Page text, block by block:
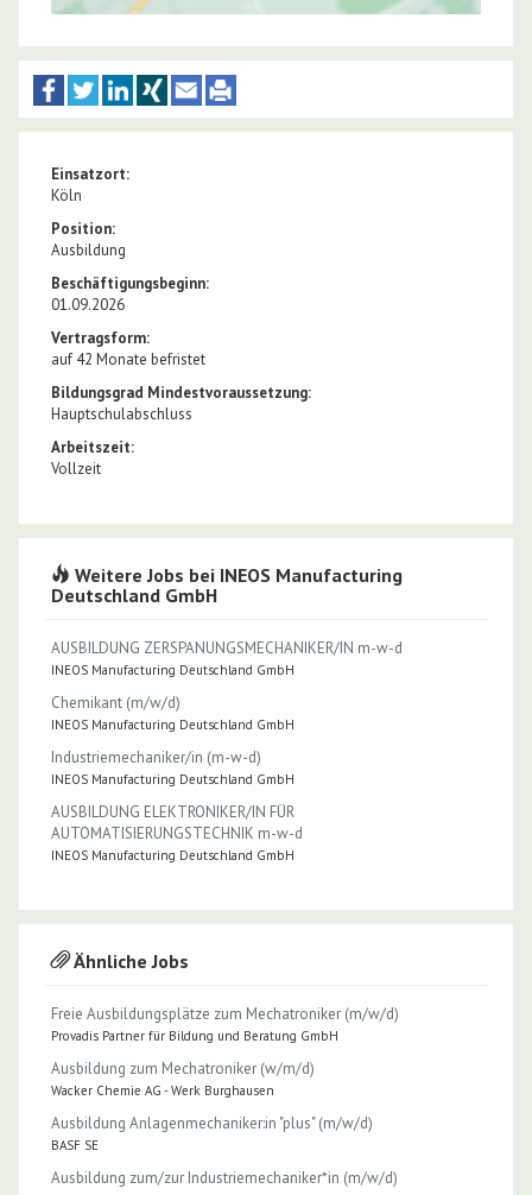
Einsatzort:
Köln
Position:
Ausbildung
Beschäftigungsbeginn:
01.09.2026
Vertragsform:
auf 42 Monate befristet
Bildungsgrad Mindestvoraussetzung:
Hauptschulabschluss
Arbeitszeit:
Vollzeit
Weitere Jobs bei INEOS Manufacturing
Deutschland GmbH
AUSBILDUNG ZERSPANUNGSMECHANIKER/IN m-w-d
INEOS Manufacturing Deutschland GmbH
Chemikant (m/w/d)
INEOS Manufacturing Deutschland GmbH
Industriemechaniker/in (m-w-d)
INEOS Manufacturing Deutschland GmbH
AUSBILDUNG ELEKTRONIKER/IN FÜR
AUTOMATISIERUNGSTECHNIK m-w-d
INEOS Manufacturing Deutschland GmbH
Ähnliche Jobs
Freie Ausbildungsplätze zum Mechatroniker (m/w/d)
Provadis Partner für Bildung und Beratung GmbH
Ausbildung zum Mechatroniker (w/m/d)
Wacker Chemie AG - Werk Burghausen
Ausbildung Anlagenmechaniker:in "plus" (m/w/d)
BASF SE
Ausbildung zum/zur Industriemechaniker*in (m/w/d)